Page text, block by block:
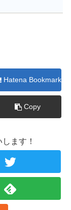
Hatena Bookmark
Copy
ます！